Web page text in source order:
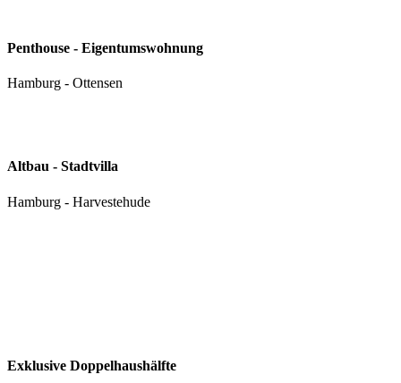
Penthouse - Eigentumswohnung
Hamburg - Ottensen
Altbau - Stadtvilla
Hamburg - Harvestehude
Exklusive Doppelhaushälfte